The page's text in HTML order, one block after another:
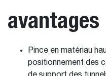
avantages
Pince en matériau
positionnement des